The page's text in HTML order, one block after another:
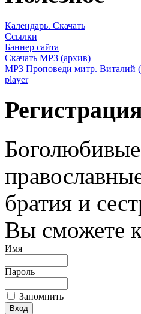
Календарь. Скачать
Ссылки
Баннер сайта
Скачать MP3 (архив)
MP3 Проповеди митр. Виталий
player
Боголюбивые
братия и
Вы сможете
Имя
Пароль
Запомнить